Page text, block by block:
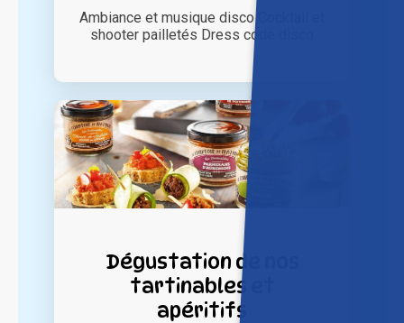
Ambiance et musique disco Cocktail et
shooter pailletés Dress code disco
Dégustation de nos
tartinables et
apéritifs